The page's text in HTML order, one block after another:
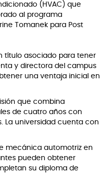
(HVAC) que
al programa
Tomanek para Post
título asociado para tener
y directora del campus
una ventaja inicial en
que combina
de cuatro años con
La universidad cuenta con
mecánica automotriz en
pueden obtener
su diploma de